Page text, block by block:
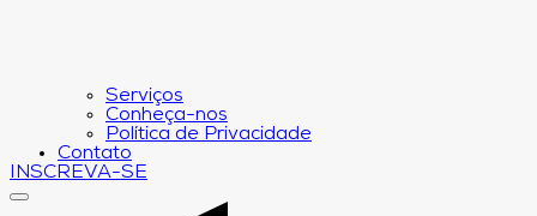
Serviços
Conheça-nos
Política de Privacidade
Contato
INSCREVA-SE